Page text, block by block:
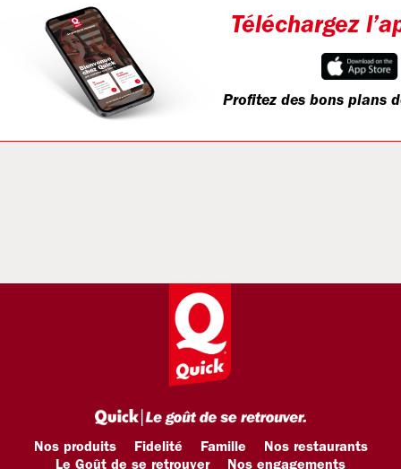
Téléchargez
Profitez des bons plans
Nos produits Fidelité Famille
Nos restaurants
Le Goût de se retrouver
Nos engagements